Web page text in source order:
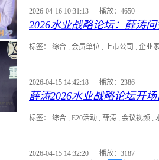
2026-04-16 10:31:13 播放：4650
2026水业战略论坛：薛涛
标签： 综合 , 会员单位 , 上市公司 , 企业
2026-04-15 14:42:18 播放：2386
薛涛2026水业战略论坛开
标签： 综合 , E20活动 , 薛涛 , 会议视频 ,
2026-04-15 14:32:20 播放：3187